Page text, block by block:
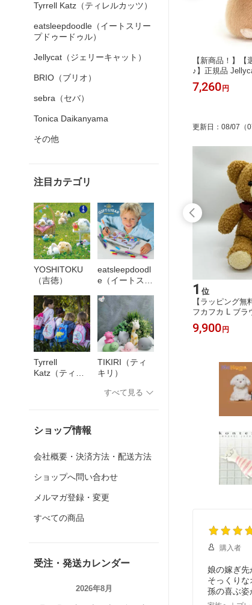
Tyrrell Katz（ティレルカッツ）
eatsleepdoodle（イートスリー
プドゥードゥル）
Jellycat（ジェリーキャット）
BRIO（ブリオ）
sebra（セバ）
Tonica Daikanyama
その他
注目カテゴリ
YOSHITOKU
（吉徳）
eatsleepdoodl
e（イートスリ
ゥル）
Tyrrell
Katz（ティレ
TIKIRI（ティ
キリ）
すべて見る
ショップ情報
会社概要・決済方法・配送方法
ショップへ問い合わせ
メルマガ登録・変更
すべての商品
受注・発送カレンダー
2026年8月
【選べる無料ラッピング！】【KONT
ィー）フード付きバスタオル 日本製
産 プレゼント
5,500
【新商品！】
♪】正規品
HNK3HAM ジェ
ス シャーロット
7,260 円
更新日 ： 08/07 （
13
【選べる無料ギフトシール♪】【KON
TEX Mama's Select】Chouette（シュ
エット）タオルハンカチ コンテック
ス 日本製 ベビー キッズ ナチュラル
お祝い 出産 プレゼント
605円
1 位
【ラッピング
フカフカ L ブラ
ッズ プレゼント
9,900 円
購入者
娘の嫁ぎ先
そっくりな
孫の喜ぶ姿